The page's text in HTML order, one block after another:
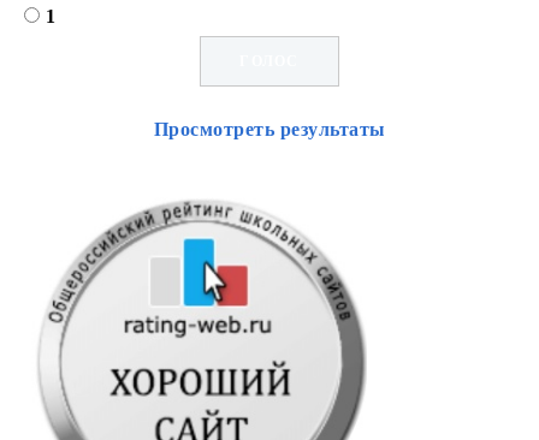
1
Просмотреть результаты